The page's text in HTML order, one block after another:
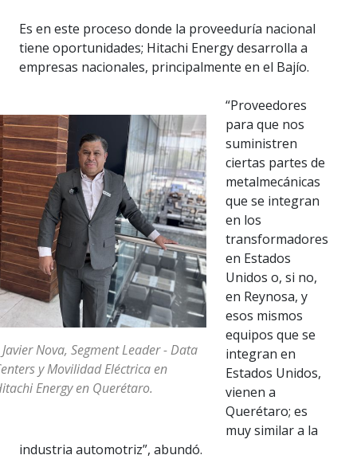
Es en este proceso donde la proveeduría nacional
tiene oportunidades; Hitachi Energy desarrolla a
empresas nacionales, principalmente en el Bajío.
Javier Nova, Segment Leader - Data
y Movilidad Eléctrica en
Energy en Querétaro.
“Proveedores
para que nos
suministren
ciertas partes de
metalmecánicas
que se integran
en los
transformadores
en Estados
Unidos o, si no,
en Reynosa, y
esos mismos
equipos que se
integran en
Estados Unidos,
vienen a
Querétaro; es
muy similar a la
industria automotriz”, abundó.